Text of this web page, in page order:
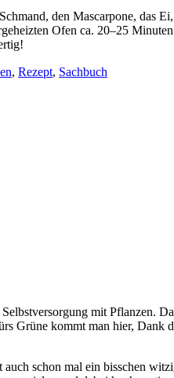
den Mascarpone, das
Ofen ca. 20–25
, Rezept, Sachbuch
mit Pflanzen.
Grüne kommt man hier,
schon mal ein bisschen